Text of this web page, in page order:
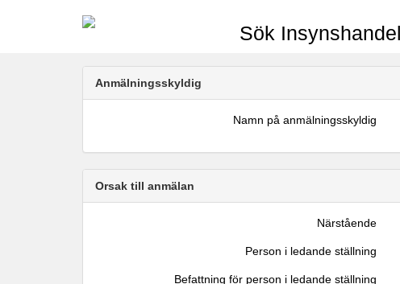
Sök Insynshandel
Anmälningsskyldig
Namn på anmälningsskyldig
Orsak till anmälan
Närstående
Person i ledande ställning
Befattning för person i ledande ställning